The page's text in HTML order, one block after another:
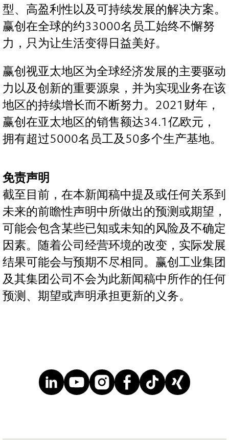
型、高盈利性以及可持续发展的解决方案。
赢创在全球的约33000名员工始终不懈努
力，只为让生活变得日益美好。
赢创视亚太地区为全球经济发展的主要驱动
力以及创新的重要源泉，并为实现业务在该
地区的持续增长而不断努力。2021财年，
赢创在亚太地区的销售额达34.1亿欧元，
拥有超过5000名员工及50多个生产基地。
免责声明
截至目前，在本新闻稿中提及或任何关系到
未来的前瞻性声明中所做出的预测或期望，
可能会包含某些已知或未知的风险及不确定
因素。随着公司经营环境的改变，实际发展
结果可能会与预期不尽相同。赢创工业集团
及其集团公司不会为此新闻稿中所作的任何
预测、期望或声明承担更新的义务。